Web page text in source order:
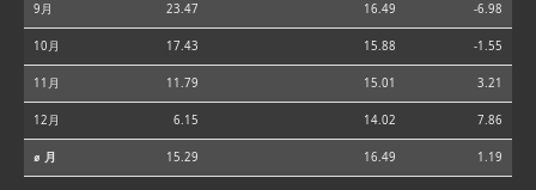
9月 23.47 16.49 -6.98
10月 17.43 15.88 -1.55
11月 11.79 15.01 3.21
12月 6.15 14.02 7.86
⌀ 月 15.29 16.49 1.19